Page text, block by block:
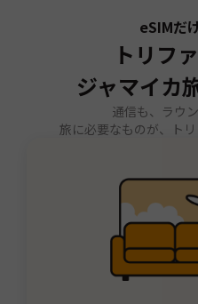
eSIMだ
トリフ
ジャマイカ
通信も、ラウ
旅に必要なものが、ト